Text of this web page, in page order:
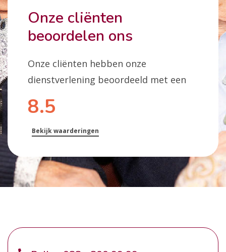
Onze cliënten
beoordelen ons
Onze cliënten hebben onze
dienstverlening beoordeeld met een
8.5
Bekijk waarderingen